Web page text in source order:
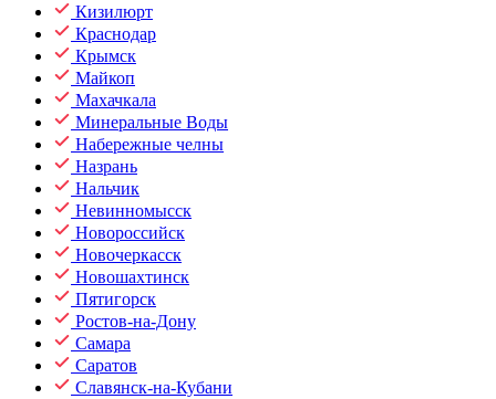
Кизилюрт
Краснодар
Крымск
Майкоп
Махачкала
Минеральные Воды
Набережные челны
Назрань
Нальчик
Невинномысск
Новороссийск
Новочеркасск
Новошахтинск
Пятигорск
Ростов-на-Дону
Самара
Саратов
Славянск-на-Кубани